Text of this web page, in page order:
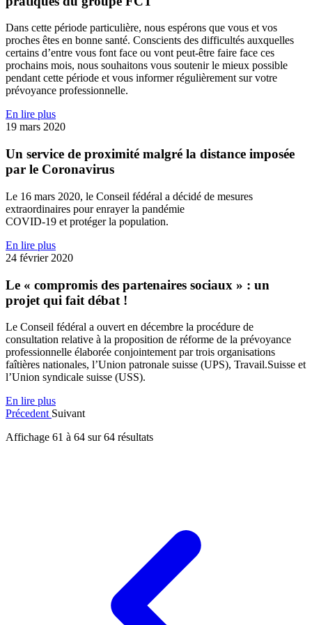
Dans cette période particulière, nous espérons que vous et vos
proches êtes en bonne santé. Conscients des difficultés auxquelles
certains d’entre vous font face ou vont peut-être faire face ces
prochains mois, nous souhaitons vous soutenir le mieux possible
pendant cette période et vous informer régulièrement sur votre
prévoyance professionnelle.
En lire plus
19 mars 2020
Un service de proximité malgré la distance imposée
par le Coronavirus
Le 16 mars 2020, le Conseil fédéral a décidé de mesures
extraordinaires pour enrayer la pandémie
COVID‐19 et protéger la population.
En lire plus
24 février 2020
Le « compromis des partenaires sociaux » : un
projet qui fait débat !
Le Conseil fédéral a ouvert en décembre la procédure de
consultation relative à la proposition de réforme de la prévoyance
professionnelle élaborée conjointement par trois organisations
faîtières nationales, l’Union patronale suisse (UPS), Travail.Suisse et
l’Union syndicale suisse (USS).
En lire plus
Précedent Suivant
Affichage 61 à 64 sur64 résultats